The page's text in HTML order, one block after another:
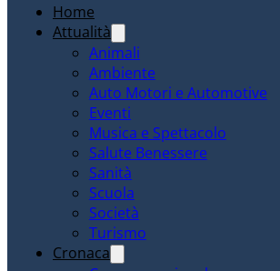
Home
Attualità
Animali
Ambiente
Auto Motori e Automotive
Eventi
Musica e Spettacolo
Salute Benessere
Sanità
Scuola
Società
Turismo
Cronaca